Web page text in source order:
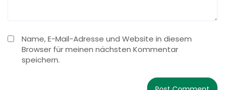
Name, E-Mail-Adresse und Website in diesem
Browser für meinen nächsten Kommentar
speichern.